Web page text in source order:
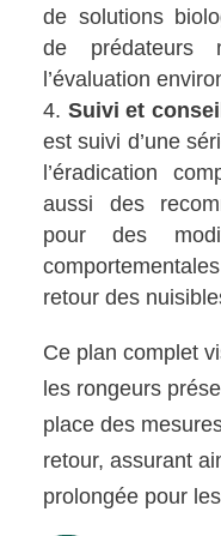
de solutions
de prédateurs
l’évaluation
Suivi et
est suivi d’une
l’éradication
aussi des
pour des
retour des
Ce plan complet
les rongeurs
place des
retour, assurant
prolongée pour